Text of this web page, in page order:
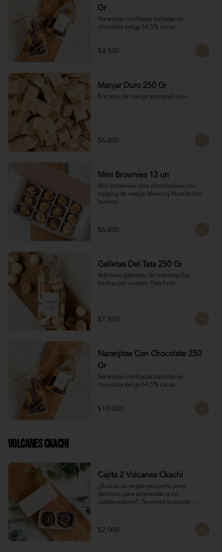
Gr
Naranjitas confitadas bañadas en
chocolate belga 54,5% cacao
$4.500
Manjar Duro 250 Gr
Bocados de manjar artesanal duro
$6.000
Mini Brownies 12 un
Mini brownies ultra chocolatosos con
topping de manjar blanco y Nutella con
nueces
$6.800
Galletas Del Tata 250 Gr
Adictivas galletitas de mantequillas
hechas por nuestro Tata Felix.
$7.500
Naranjitas Con Chocolate 250
Gr
Naranjitas confitadas bañadas en
chocolate belga 54,5% cacao
$10.000
Volcanes Ckachi
Cajita 2 Volcanes Ckachi
¿Buscas un regalo pequeño pero
delicioso para sorprender a tus
colaboradores? ¡Tenemos la opción
Manjar Blanco
Manjar Nutella
$2.000